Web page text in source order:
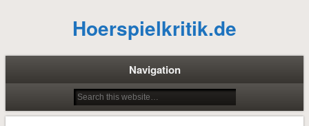
Hoerspielkritik.de
Navigation